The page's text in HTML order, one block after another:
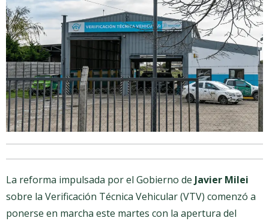
La reforma impulsada por el Gobierno de Javier Milei
sobre la Verificación Técnica Vehicular (VTV) comenzó a
ponerse en marcha este martes con la apertura del